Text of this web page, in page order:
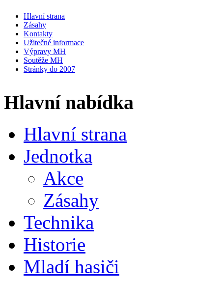
Hlavní strana
Zásahy
Kontakty
Užitečné informace
Výpravy MH
Soutěže MH
Stránky do 2007
Hlavní nabídka
Hlavní strana
Jednotka
Akce
Zásahy
Technika
Historie
Mladí hasiči